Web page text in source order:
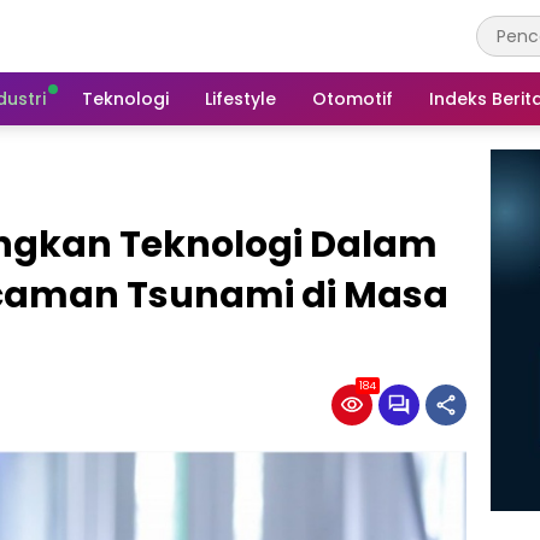
Teknologi Lifestyle Otomotif Indeks
Teknologi Dalam
Tsunami di Masa
184